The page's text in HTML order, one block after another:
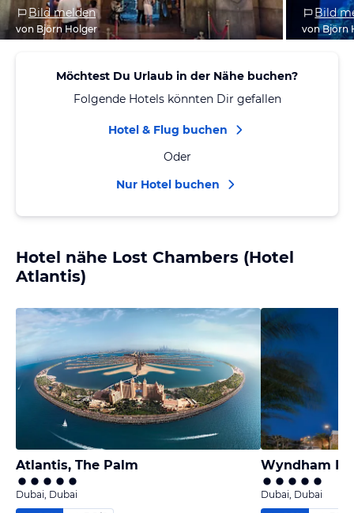
Bild melden
von Björn Holger
Bild
von Björn
Möchtest Du Urlaub in der Nähe buchen?
Folgende Hotels könnten Dir gefallen
Hotel & Flug buchen
Oder
Nur Hotel buchen
Hotel nähe Lost Chambers (Hotel
Atlantis)
Atlantis, The Palm
Dubai, Dubai
Wyndham
Dubai, Dubai